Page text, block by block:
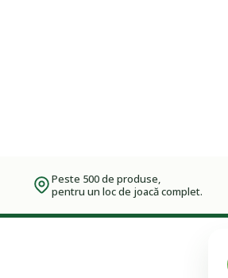
Peste 500 de produse,
pentru un loc de joacă complet.